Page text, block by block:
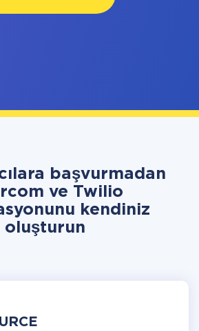
başvurmadan
ve Twilio
kendiniz
oluşturun